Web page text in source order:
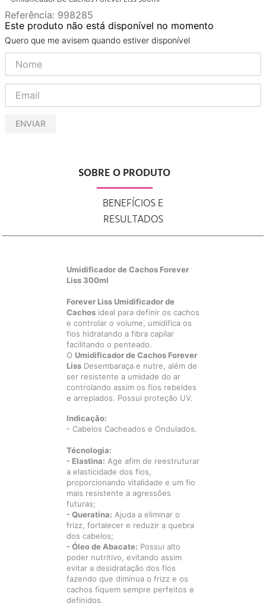
Referência: 998285
Este produto não está disponível no momento
Quero que me avisem quando estiver disponível
ENVIAR
SOBRE O PRODUTO
BENEFÍCIOS E
RESULTADOS
Umidificador de Cachos Forever
Liss 300ml
Forever Liss Umidificador de
Cachos ideal para definir os cachos
e controlar o volume, umidifica os
fios hidratando a fibra capilar
facilitando o penteado.
O Umidificador de Cachos Forever
Liss Desembaraça e nutre, além de
ser resistente a umidade do ar
controlando assim os fios rebeldes
e arrepiados. Possui proteção UV.
Indicação:
- Cabelos Cacheados e Ondulados.
Técnologia:
- Elastina: Age afim de reestruturar
a elasticidade dos fios,
proporcionando vitalidade e um fio
mais resistente a agressões
futuras;
- Queratina: Ajuda a eliminar o
frizz, fortalecer e reduzir a quebra
dos cabelos;
- Óleo de Abacate: Possui alto
poder nutritivo, evitando assim
evitar a desidratação dos fios
fazendo que diminua o frizz e os
cachos fiquem sempre perfeitos e
definidos.